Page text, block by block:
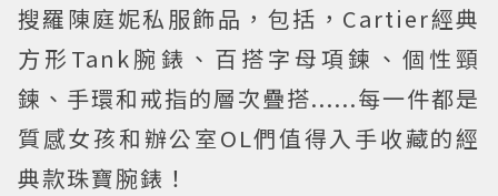
搜羅陳庭妮私服飾品，包括，Cartier經典
方形Tank腕錶、百搭字母項鍊、個性頸
鍊、手環和戒指的層次疊搭......每一件都是
質感女孩和辦公室OL們值得入手收藏的經
典款珠寶腕錶！